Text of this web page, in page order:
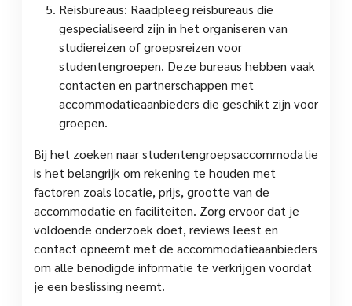
Reisbureaus: Raadpleeg reisbureaus die
gespecialiseerd zijn in het organiseren van
studiereizen of groepsreizen voor
studentengroepen. Deze bureaus hebben vaak
contacten en partnerschappen met
accommodatieaanbieders die geschikt zijn voor
groepen.
Bij het zoeken naar studentengroepsaccommodatie
is het belangrijk om rekening te houden met
factoren zoals locatie, prijs, grootte van de
accommodatie en faciliteiten. Zorg ervoor dat je
voldoende onderzoek doet, reviews leest en
contact opneemt met de accommodatieaanbieders
om alle benodigde informatie te verkrijgen voordat
je een beslissing neemt.